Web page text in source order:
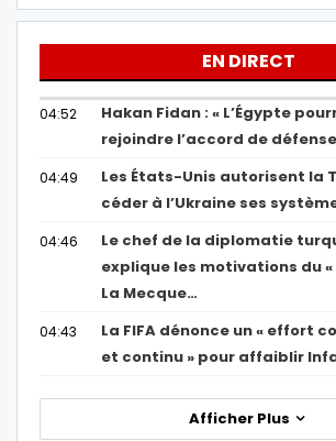
EN DIRECT
04:52
Hakan Fidan : « L’Égypte
rejoindre l’accord de
04:49
Les États-Unis autorisent la
céder à l’Ukraine ses
04:46
Le chef de la diplomatie
explique les motivations du
La Mecque…
04:43
La FIFA dénonce un « effort
et continu » pour affaiblir
Afficher Plus